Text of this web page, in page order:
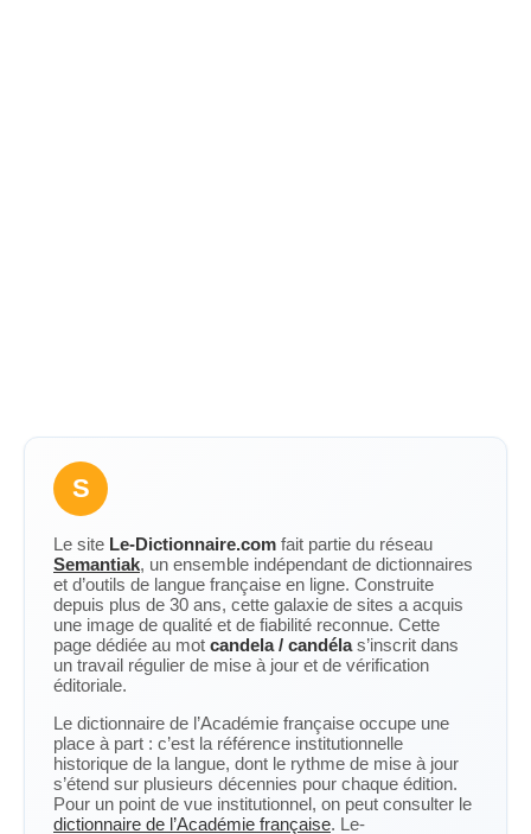
S
Le site Le-Dictionnaire.com fait partie du réseau
Semantiak, un ensemble indépendant de dictionnaires
et d’outils de langue française en ligne. Construite
depuis plus de 30 ans, cette galaxie de sites a acquis
une image de qualité et de fiabilité reconnue. Cette
page dédiée au mot candela / candélas’inscrit dans
un travail régulier de mise à jour et de vérification
éditoriale.
Le dictionnaire de l’Académie française occupe une
place à part : c’est la référence institutionnelle
historique de la langue, dont le rythme de mise à jour
s’étend sur plusieurs décennies pour chaque édition.
Pour un point de vue institutionnel, on peut consulter le
dictionnaire de l’Académie française. Le-